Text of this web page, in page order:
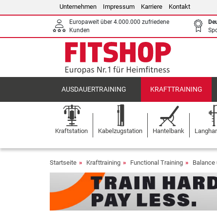
Unternehmen Impressum Karriere Kontakt
Europaweit über 4.000.000 zufriedene
Kunden
AUSDAUERTRAINING KRAFTTRAINING
Kraftstation Kabelzugstation Hantelbank
Startseite Krafttraining Functional Training Balance